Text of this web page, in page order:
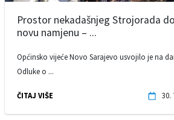
Prostor nekadašnjeg Strojorada
novu namjenu – ...
Općinsko vijeće Novo Sarajevo usvojilo je na
Odluke o ...
ČITAJ VIŠE 30.